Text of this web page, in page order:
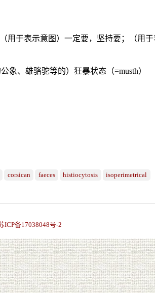
用于表示意图）一定要，坚持要；（用于
、雄骆驼等的）狂暴状态（=musth）
corsican faeces histiocytosis isoperimetrical
ICP备17038048号-2